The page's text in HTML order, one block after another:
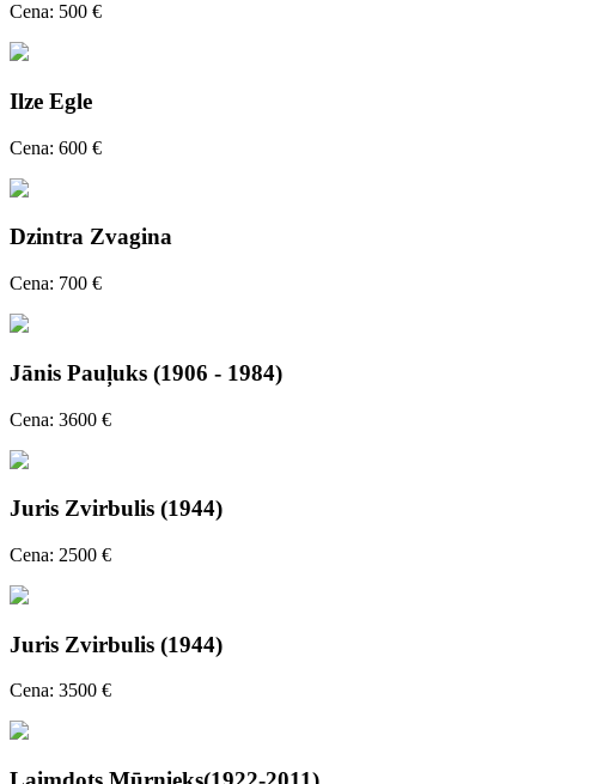
Cena: 500 €
Ilze Egle
Cena: 600 €
Dzintra Zvagina
Cena: 700 €
Jānis Pauļuks (1906 - 1984)
Cena: 3600 €
Juris Zvirbulis (1944)
Cena: 2500 €
Juris Zvirbulis (1944)
Cena: 3500 €